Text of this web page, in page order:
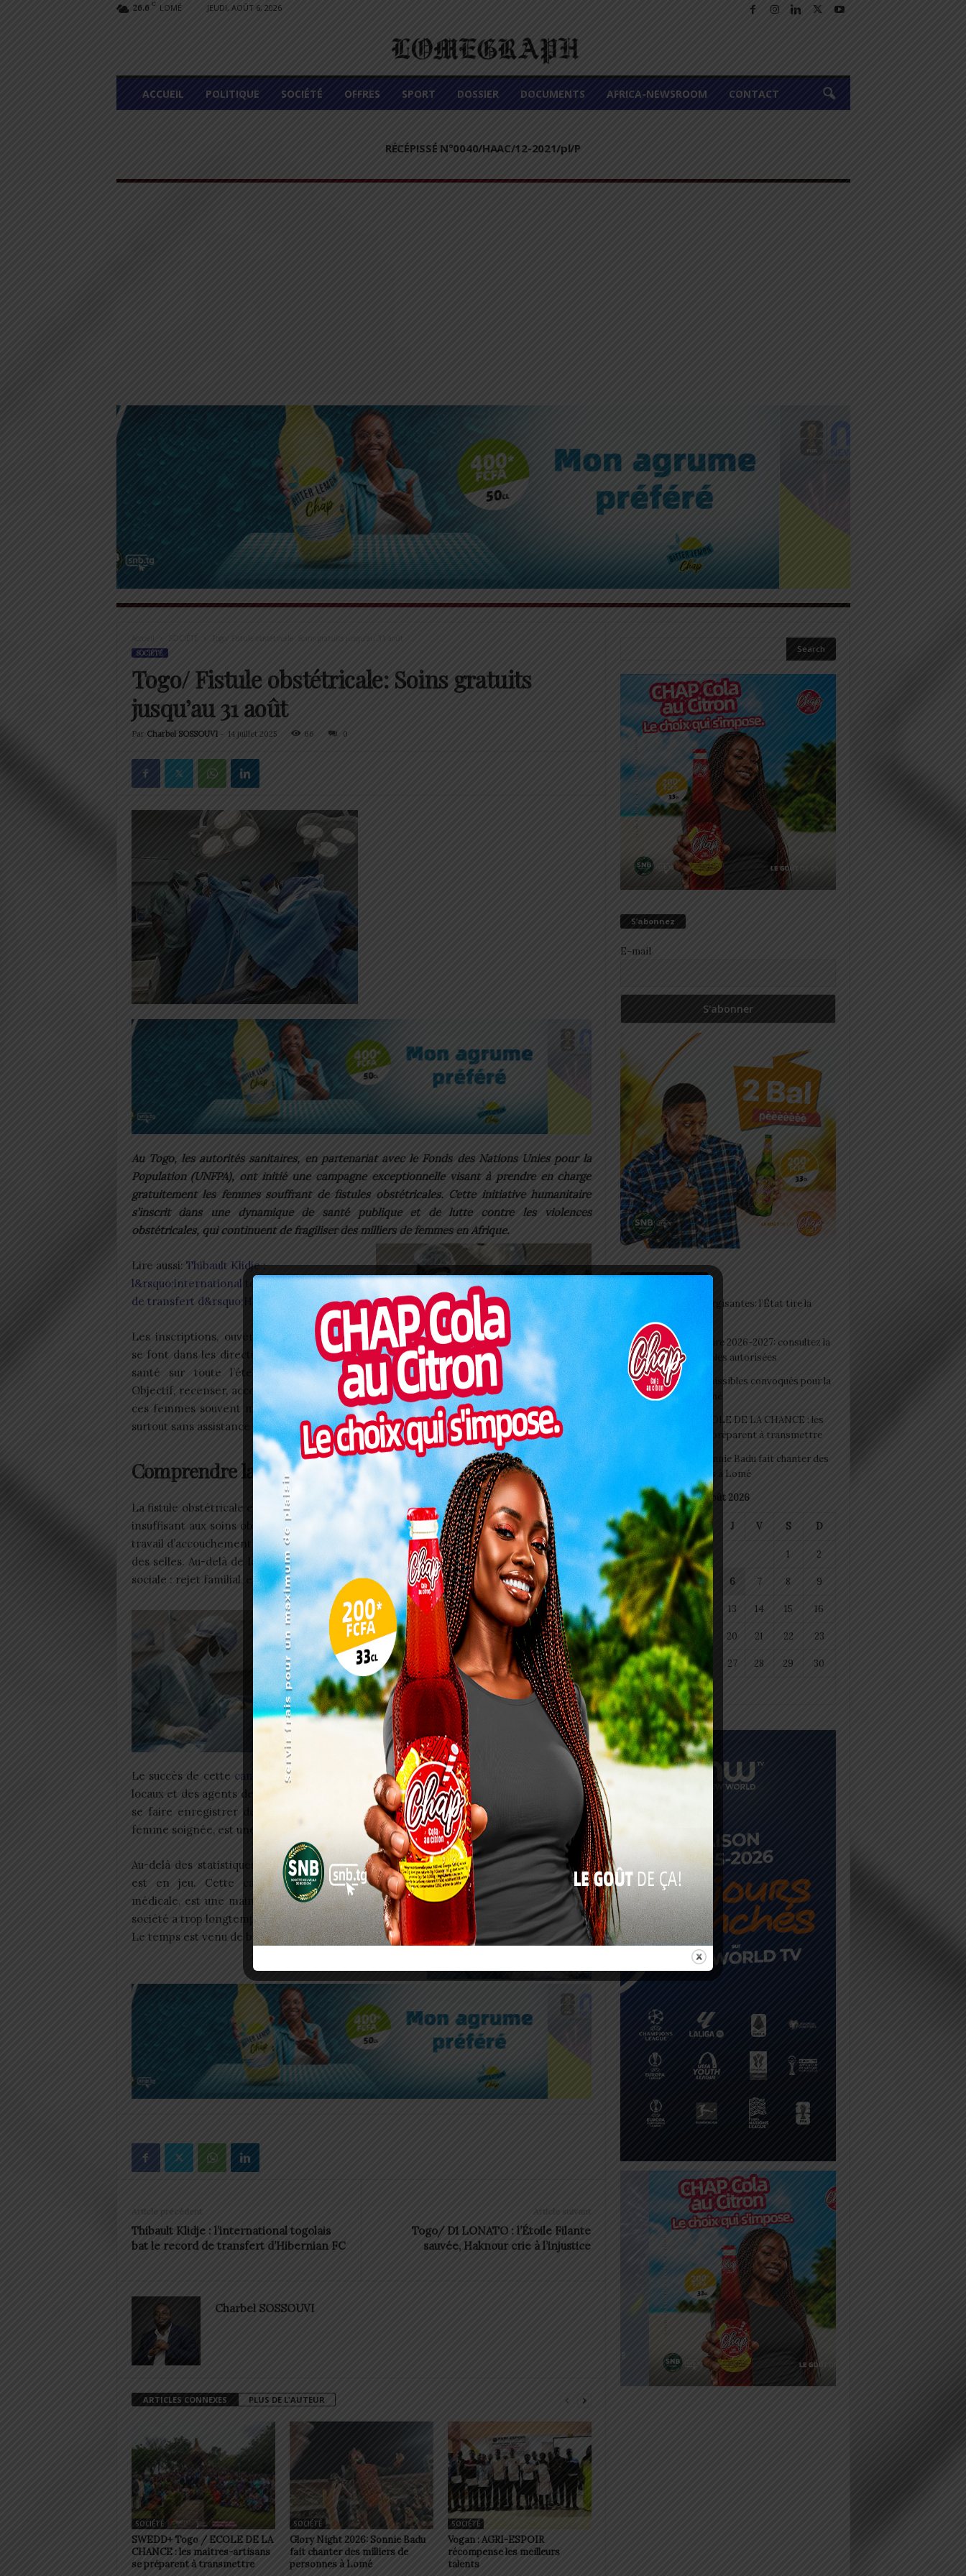
26.6 C LOMÉ JEUDI, AOÛT 6, 2026
L
M
ACCUEIL POLITIQUE SOCIÉTÉ OFFRES SPORT DOSSIER DOCUMENTS AFRICA-NEWSROOM CONTACT
RÉCÉPISSÉ N°0040/HAAC/12-2021/pl/P
Accueil Togo/ Fistule obstétricale: Soins gratuits jusqu’au 31 août
SOCIÉTÉ
Togo/ Fistule obstétricale: Soins gratuits
jusqu’au 31 août
Par Charbel SOSSOUVI- 14 juillet 2025 66 0
Au Togo, les autorités sanitaires, en partenariat avec le Fonds des Nations Unies pour la
Population (UNFPA), ont initié une campagne exceptionnelle visant à prendre en charge
gratuitement les femmes souffrant de fistules obstétricales. Cette initiative humanitaire
s’inscrit dans une dynamique de santé publique et de lutte contre les violences
obstétricales, qui continuent de fragiliser des milliers de femmes en Afrique.
Lire aussi: Thibault Klidje :
l&rsquo;international togolais bat le record
de transfert d&rsquo;Hibernian FC
Les inscriptions, ouvertes jusqu’au 31 août,
se font dans les directions régionales de la
santé sur toute l’étendue du territoire.
Objectif, recenser, accompagner et soigner
ces femmes souvent marginalisées, brisées par des accouchements longs, difficiles, et
surtout sans assistance médicale adéquate.
Comprendre la fistule obstétricale
La fistule obstétricale est bien plus qu’un problème de santé. Elle est le reflet d’un accès
insuffisant aux soins obstétricaux d’urgence. Cette déchirure interne, provoquée par un
travail d’accouchement prolongé, entraîne une incontinence chronique des urines et/ou
des selles. Au-delà de la douleur physique, c’est une véritable détresse psychologique et
sociale : rejet familial, exclusion communautaire, perte d’estime de soi.
Loin d’être une fatalité, la fistule obstétricale se
soigne, à condition d’être détectée et prise en
charge à temps. Par cette campagne, le
gouvernement togolais et ses partenaires
offrent non seulement un accès gratuit aux soins
chirurgicaux spécialisés, mais aussi un
accompagnement psychologique, gage d’un
retour à la vie sociale des survivantes.
Le succès de cette campagnerepose sur la mobilisation des communautés, des leaders
locaux et des agents de santé. Informer, orienter, encourager les femmes concernées à
se faire enregistrer devient un devoir collectif. Chaque témoignage recueilli, chaque
femme soignée, est une victoire contre l’injustice de la fistule obstétricale.
Au-delà des statistiques, c’est la dignité humaine qui
est en jeu. Cette campagne, plus qu’une action
médicale, est une main tendue à toutes celles que la
société a trop longtemps oubliées.
Le temps est venu de briser le silence.
Article précédent
Thibault Klidje : l’international togolais
bat le record de transfert d’Hibernian FC
Article suivant
Togo/ D1 LONATO : l’Étoile Filante
sauvée, Haknour crie à l’injustice
Charbel SOSSOUVI
ARTICLES CONNEXES PLUS DE L'AUTEUR
SOCIÉTÉ
SWEDD+ Togo / ECOLE DE LA
CHANCE : les maitres-artisans
se préparent à transmettre
SOCIÉTÉ
Glory Night 2026: Sonnie Badu
fait chanter des milliers de
personnes à Lomé
SOCIÉTÉ
Vogan : AGRI-ESPOIR
récompense les meilleurs
talents
S’abonnez
E-mail
Articles récents
Togo/ Boissons énergisantes: l’État tire la
sonnette d’alarme
Togo/ Rentrée scolaire 2026-2027: consultez la
liste officielle des écoles autorisées
ESSAL 2026 : les admissibles convoqués pour la
visite médicale à Lomé
SWEDD+ Togo / ECOLE DE LA CHANCE : les
maitres-artisans se préparent à transmettre
Glory Night 2026: Sonnie Badu fait chanter des
milliers de personnes à Lomé
août 2026
L M M J V S D
1 2
3 4 5 6 7 8 9
10 11 12 13 14 15 16
17 18 20 21 22 23
24 25 26 27 28 29 30
31
« Juil